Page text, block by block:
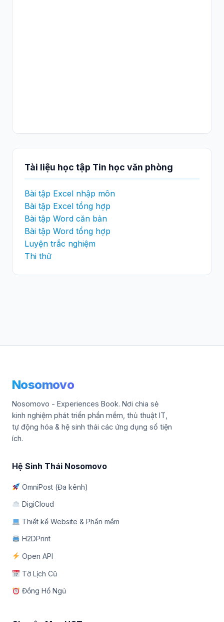
Tài liệu học tập Tin học văn phòng
Bài tập Excel nhập môn
Bài tập Excel tổng hợp
Bài tập Word căn bản
Bài tập Word tổng hợp
Luyện trắc nghiệm
Thi thử
Nosomovo
Nosomovo - Experiences Book. Nơi chia sẻ
kinh nghiệm phát triển phần mềm, thủ thuật IT,
tự động hóa & hệ sinh thái các ứng dụng số tiện
ích.
Hệ Sinh Thái Nosomovo
OmniPost (Đa kênh)
DigiCloud
Thiết kế Website & Phần mềm
H2DPrint
Open API
Tờ Lịch Cũ
Đồng Hồ Ngủ